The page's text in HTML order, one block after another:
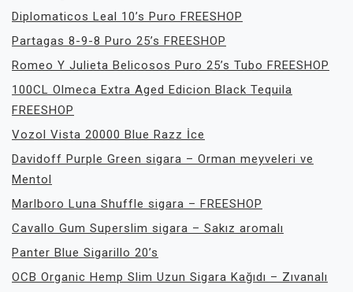
Diplomaticos Leal 10’s Puro FREESHOP
Partagas 8-9-8 Puro 25’s FREESHOP
Romeo Y Julieta Belicosos Puro 25’s Tubo FREESHOP
100CL Olmeca Extra Aged Edicion Black Tequila
FREESHOP
Vozol Vista 20000 Blue Razz İce
Davidoff Purple Green sigara – Orman meyveleri ve
Mentol
Marlboro Luna Shuffle sigara – FREESHOP
Cavallo Gum Superslim sigara – Sakız aromalı
Panter Blue Sigarillo 20’s
OCB Organic Hemp Slim Uzun Sigara Kağıdı – Zıvanalı